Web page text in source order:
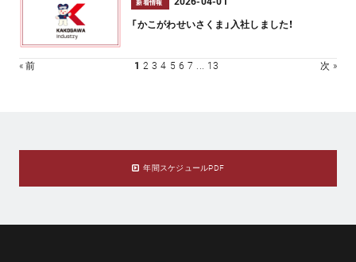
新着情報
「かこがわせいさくま」入社しました！
« 前 1 2 3 4 5 6 7 13 次 »
年間スケジュールPDF